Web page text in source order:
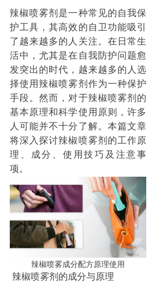
辣椒喷雾剂是一种常见的自我保
护工具，其高效的自卫功能吸引
了越来越多的人关注。在日常生
活中，尤其是在自我防护问题愈
发突出的时代，越来越多的人选
择使用辣椒喷雾剂作为一种保护
手段。然而，对于辣椒喷雾剂的
基本原理和科学使用原则，许多
人可能并不十分了解。本篇文章
将深入探讨辣椒喷雾剂的工作原
理、成分、使用技巧及注意事
项。
辣椒喷雾成分配方原理使用
辣椒喷雾剂的成分与原理